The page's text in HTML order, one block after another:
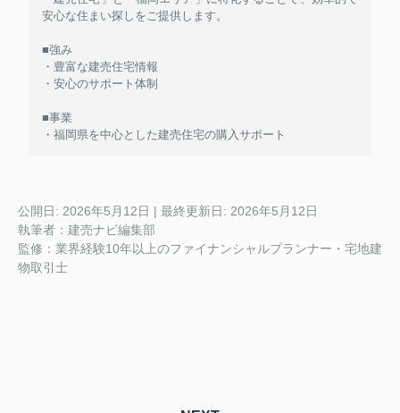
安心な住まい探しをご提供します。
■強み
・豊富な建売住宅情報
・安心のサポート体制
■事業
・福岡県を中心とした建売住宅の購入サポート
公開日: 2026年5月12日 | 最終更新日: 2026年5月12日
執筆者：建売ナビ編集部
監修：業界経験10年以上のファイナンシャルプランナー・宅地建
物取引士